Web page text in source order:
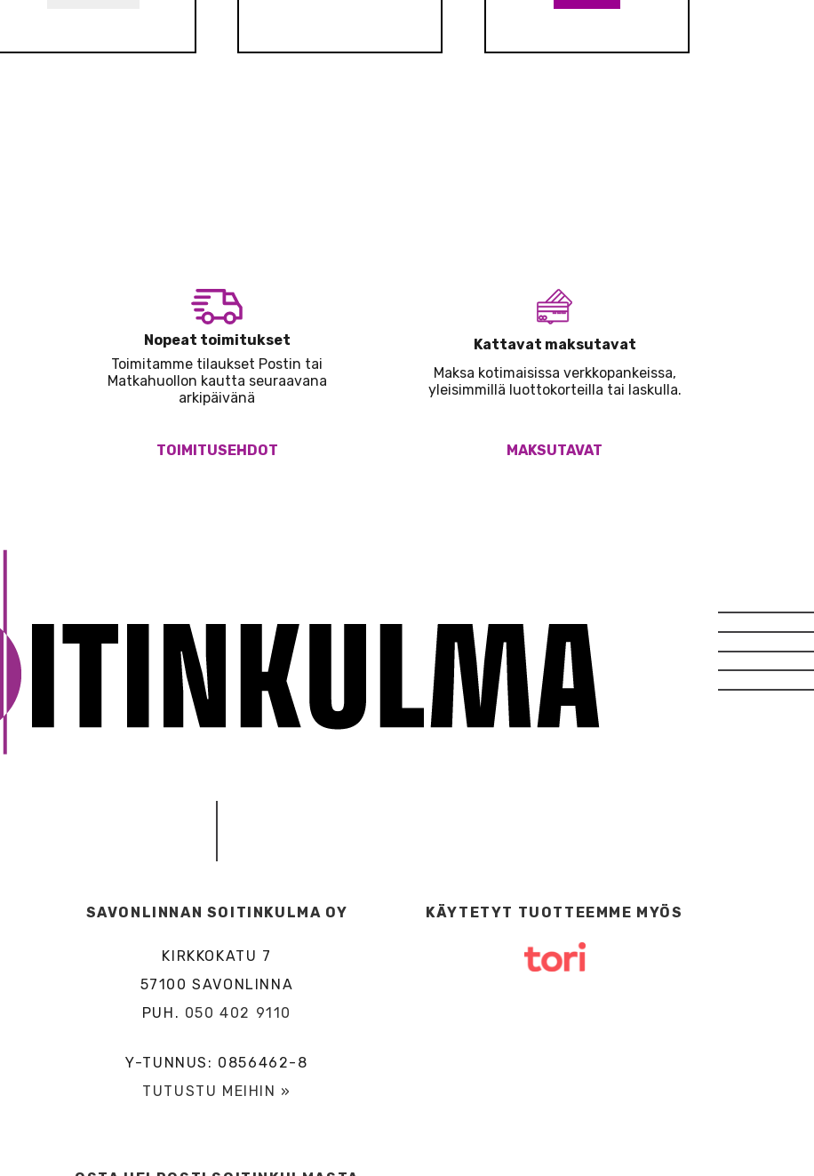
Nopeat toimitukset
Toimitamme tilaukset Postin tai
Matkahuollon kautta seuraavana
arkipäivänä
TOIMITUSEHDOT
Kattavat maksutavat
Maksa kotimaisissa verkkopankeissa,
yleisimmillä luottokorteilla tai laskulla.
MAKSUTAVAT
SAVONLINNAN SOITINKULMA OY
KIRKKOKATU 7
57100 SAVONLINNA
PUH. 050 402 9110
Y-TUNNUS: 0856462-8
TUTUSTU MEIHIN »
KÄYTETYT TUOTTEEMME MYÖS